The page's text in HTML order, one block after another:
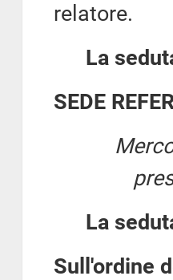
relatore.
La
SEDE
La
Sull'ordine